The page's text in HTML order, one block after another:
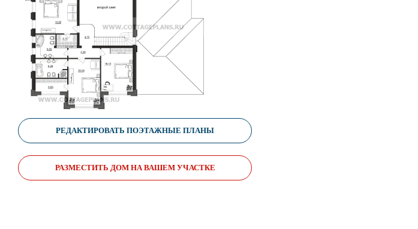
РЕДАКТИРОВАТЬ ПОЭТАЖНЫЕ ПЛАНЫ
РАЗМЕСТИТЬ ДОМ НА ВАШЕМ УЧАСТКЕ